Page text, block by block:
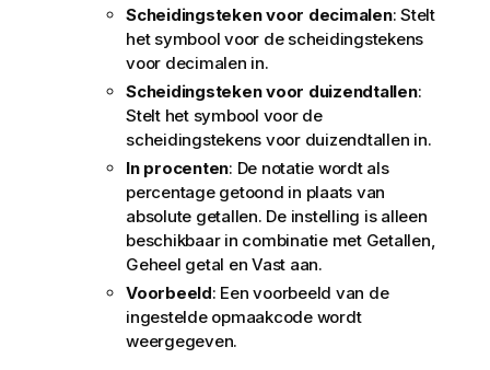
Scheidingsteken voor decimalen: Stelt
het symbool voor de scheidingstekens
voor decimalen in.
Scheidingsteken voor duizendtallen:
Stelt het symbool voor de
scheidingstekens voor duizendtallen in.
In procenten: De notatie wordt als
percentage getoond in plaats van
absolute getallen. De instelling is alleen
beschikbaar in combinatie met Getallen
Geheel getal en Vast aan.
Voorbeeld: Een voorbeeld van de
ingestelde opmaakcode wordt
weergegeven.